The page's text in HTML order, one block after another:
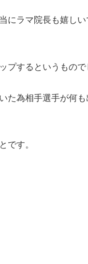
にラマ院長も嬉しい
プするというもので
た為相手選手が何も
です。